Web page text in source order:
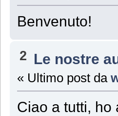
Benvenuto!
2 Le nostre
« Ultimo post da
Ciao a tutti, ho